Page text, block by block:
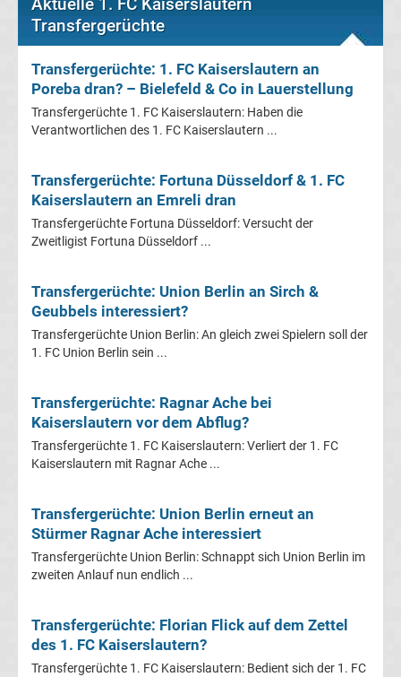
München
Transfergerüchte
Borussia
FC
Transfergerüchte
Dresden
Eintracht
Braunschweig
Aktuelle 1. FC Kaiserslautern
Transfergerüchte
Transfergerüchte: 1. FC Kaiserslautern an
Poreba dran? – Bielefeld & Co in Lauerstellung
Transfergerüchte 1. FC Kaiserslautern: Haben die
Verantwortlichen des 1. FC Kaiserslautern ...
Transfergerüchte: Fortuna Düsseldorf & 1. FC
Kaiserslautern an Emreli dran
Transfergerüchte Fortuna Düsseldorf: Versucht der
Zweitligist Fortuna Düsseldorf ...
Transfergerüchte: Union Berlin an Sirch &
Geubbels interessiert?
Transfergerüchte Union Berlin: An gleich zwei Spielern soll der
1. FC Union Berlin sein ...
Transfergerüchte: Ragnar Ache bei
Kaiserslautern vor dem Abflug?
Transfergerüchte 1. FC Kaiserslautern: Verliert der 1. FC
Kaiserslautern mit Ragnar Ache ...
Transfergerüchte: Union Berlin erneut an
Stürmer Ragnar Ache interessiert
Transfergerüchte Union Berlin: Schnappt sich Union Berlin im
zweiten Anlauf nun endlich ...
Transfergerüchte: Florian Flick auf dem Zettel
des 1. FC Kaiserslautern?
Transfergerüchte 1. FC Kaiserslautern: Bedient sich der 1. FC